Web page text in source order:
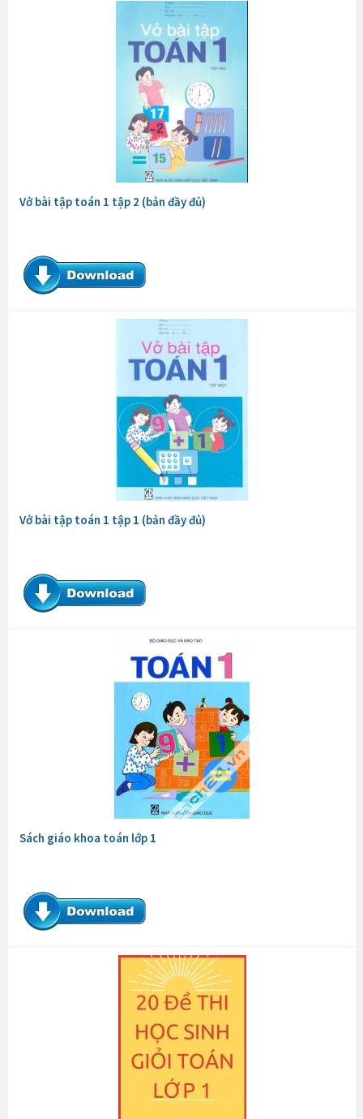
Vở bài tập toán 1 tập 2 (bản đầy đủ)
Vở bài tập toán 1 tập 1 (bản đầy đủ)
Sách giáo khoa toán lớp 1